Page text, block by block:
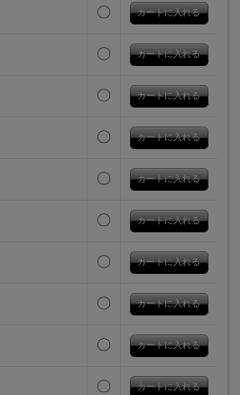
〇
〇
〇
〇
〇
〇
〇
〇
〇
〇